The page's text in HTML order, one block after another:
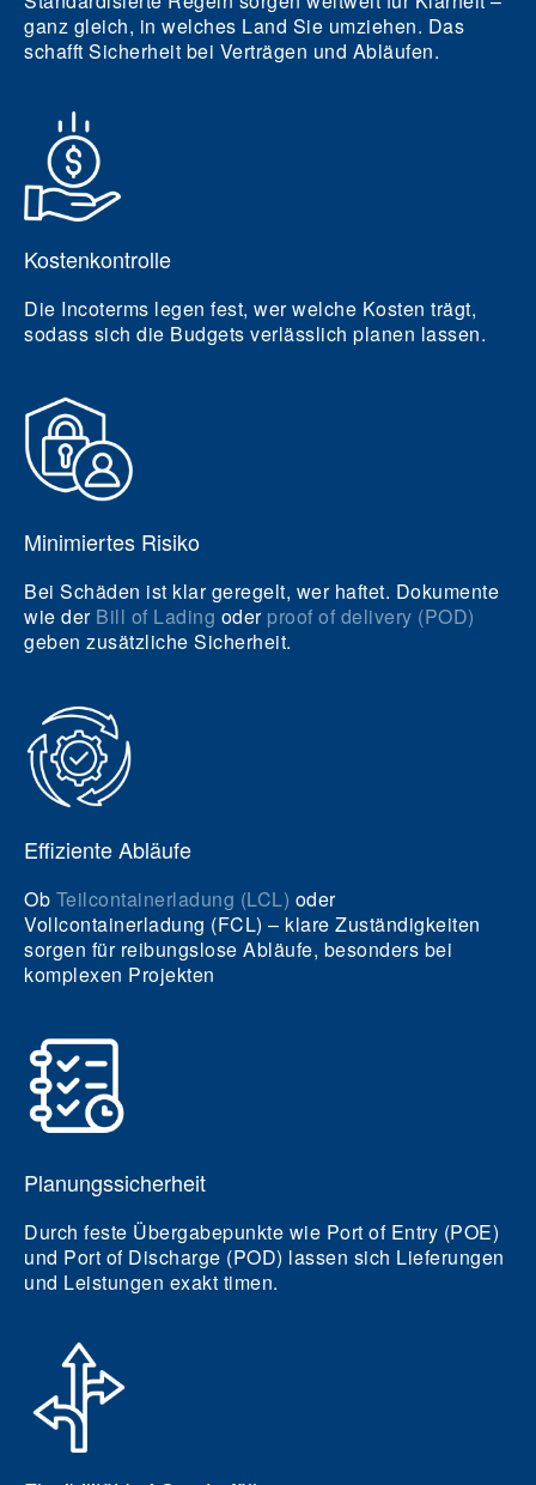
ganz gleich, in welches Land Sie umziehen. Das
schafft Sicherheit bei Verträgen und Abläufen.
Kostenkontrolle
Die Incoterms legen fest, wer welche Kosten trägt,
sodass sich die Budgets verlässlich planen lassen.
Minimiertes Risiko
Bei Schäden ist klar geregelt, wer haftet. Dokumente
wie der Bill of Lading oder proof of delivery (POD)
geben zusätzliche Sicherheit.
Effiziente Abläufe
Ob Teilcontainerladung (LCL) oder
Vollcontainerladung (FCL) – klare Zuständigkeiten
sorgen für reibungslose Abläufe, besonders bei
komplexen Projekten
Planungssicherheit
Durch feste Übergabepunkte wie Port of Entry (POE)
und Port of Discharge (POD) lassen sich Lieferungen
und Leistungen exakt timen.